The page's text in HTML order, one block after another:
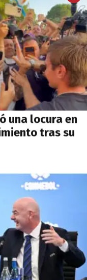
una locura en
tras su